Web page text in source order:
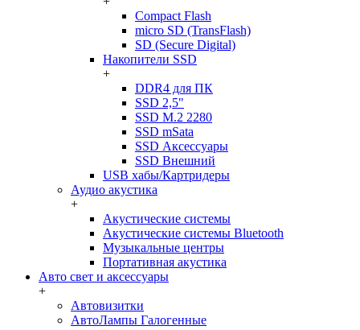
Compact Flash
micro SD (TransFlash)
SD (Secure Digital)
Накопители SSD
+
DDR4 для ПК
SSD 2,5"
SSD M.2 2280
SSD mSata
SSD Аксессуары
SSD Внешний
USB хабы/Картридеры
Аудио акустика
+
Акустические системы
Акустические системы Bluetooth
Музыкальные центры
Портативная акустика
Авто свет и аксессуары
+
Автовизитки
АвтоЛампы Галогенные